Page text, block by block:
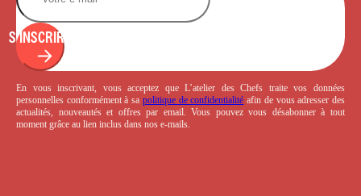
S'INSCRIRE
En vous inscrivant, vous acceptez que L’atelier des Chefs traite vos données
personnelles conformément à sa politique de confidentialité afin de vous adresser des
actualités, nouveautés et offres par email. Vous pouvez vous désabonner à tout
moment grâce au lien inclus dans nos e-mails.